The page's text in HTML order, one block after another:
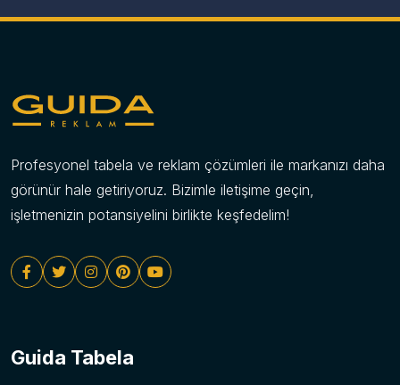
Profesyonel tabela ve reklam çözümleri ile markanızı daha
görünür hale getiriyoruz. Bizimle iletişime geçin,
işletmenizin potansiyelini birlikte keşfedelim!
Guida Tabela